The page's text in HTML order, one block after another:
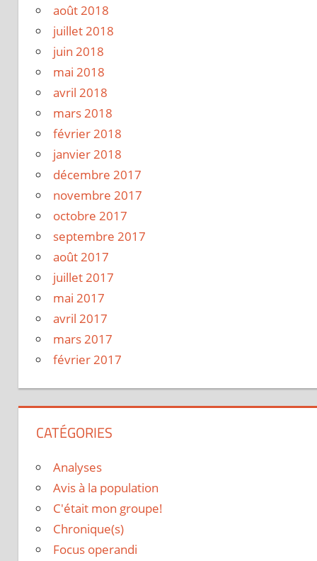
août 2018
juillet 2018
juin 2018
mai 2018
avril 2018
mars 2018
février 2018
janvier 2018
décembre 2017
novembre 2017
octobre 2017
septembre 2017
août 2017
juillet 2017
mai 2017
avril 2017
mars 2017
février 2017
CATÉGORIES
Analyses
Avis à la population
C'était mon groupe!
Chronique(s)
Focus operandi